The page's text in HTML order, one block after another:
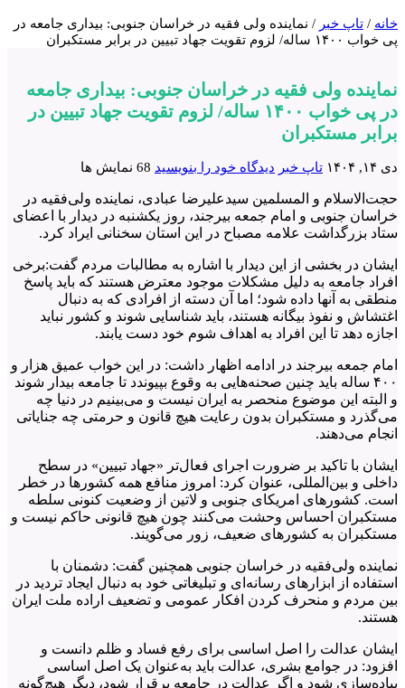
خانه / تاپ خبر / نماینده ولی فقیه در خراسان جنوبی: بیداری جامعه در
پی خواب ۱۴۰۰ ساله/ لزوم تقویت جهاد تبیین در برابر مستکبران
نماینده ولی فقیه در خراسان جنوبی: بیداری جامعه
در پی خواب ۱۴۰۰ ساله/ لزوم تقویت جهاد تبیین در
برابر مستکبران
دی ۱۴, ۱۴۰۴ تاپ خبر دیدگاه خود را بنویسید 68 نمایش ها
حجت‌الاسلام و المسلمین سیدعلیرضا عبادی، نماینده ولی‌فقیه در
خراسان جنوبی و امام جمعه بیرجند، روز یکشنبه در دیدار با اعضای
ستاد بزرگداشت علامه مصباح در این استان سخنانی ایراد کرد.
ایشان در بخشی از این دیدار با اشاره به مطالبات مردم گفت:برخی
افراد جامعه به دلیل مشکلات موجود معترض هستند که باید پاسخ
منطقی به آنها داده شود؛ اما آن دسته از افرادی که به دنبال
اغتشاش و نفوذ بیگانه هستند، باید شناسایی شوند و کشور نباید
اجازه دهد تا این افراد به اهداف شوم خود دست یابند.
امام جمعه بیرجند در ادامه اظهار داشت: در این خواب عمیق هزار و
۴۰۰ ساله باید چنین صحنه‌هایی به وقوع بپیوندد تا جامعه بیدار شوند
و البته این موضوع منحصر به ایران نیست و می‌بینیم در دنیا چه
می‌گذرد و مستکبران بدون رعایت هیچ قانون و حرمتی چه جنایاتی
انجام می‌دهند.
ایشان با تاکید بر ضرورت اجرای فعال‌تر «جهاد تبیین» در سطح
داخلی و بین‌المللی، عنوان کرد: امروز منافع همه کشورها در خطر
است. کشورهای امریکای جنوبی و لاتین از وضعیت کنونی سلطه
مستکبران احساس وحشت می‌کنند چون هیچ قانونی حاکم نیست و
مستکبران به کشورهای ضعیف، زور می‌گویند.
نماینده ولی‌فقیه در خراسان جنوبی همچنین گفت: دشمنان با
استفاده از ابزارهای رسانه‌ای و تبلیغاتی خود به دنبال ایجاد تردید در
بین مردم و منحرف کردن افکار عمومی و تضعیف اراده ملت ایران
هستند.
ایشان عدالت را اصل اساسی برای رفع فساد و ظلم دانست و
افزود: در جوامع بشری، عدالت باید به‌عنوان یک اصل اساسی
پیاده‌سازی شود و اگر عدالت در جامعه برقرار شود، دیگر هیچ‌گونه